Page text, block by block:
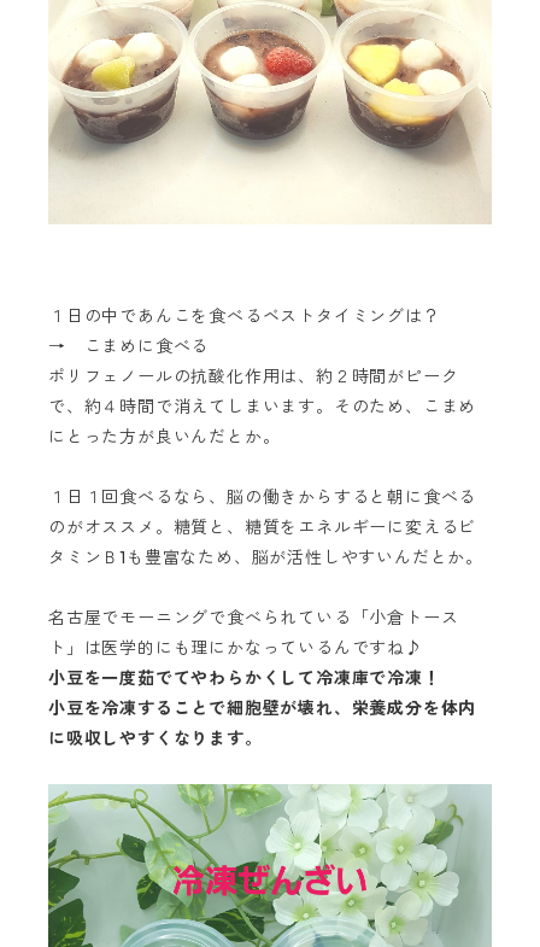
１日の中であんこを食べるベストタイミングは？
→ こまめに食べる
ポリフェノールの抗酸化作用は、約２時間がピーク
で、約４時間で消えてしまいます。そのため、こまめ
にとった方が良いんだとか。
１日１回食べるなら、脳の働きからすると朝に食べる
のがオススメ。糖質と、糖質をエネルギーに変えるビ
タミンＢ1 も豊富なため、脳が活性しやすいんだとか。
名古屋でモーニングで食べられている「小倉トース
ト」は医学的にも理にかなっているんですね♪
小豆を一度茹でてやわらかくして冷凍庫で冷凍！
小豆を冷凍することで細胞壁が壊れ、栄養成分を体内
に吸収しやすくなります。